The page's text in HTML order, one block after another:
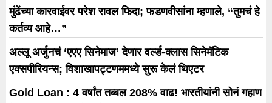
मुंढेंच्या कारवाईवर परेश रावल फिदा; फडणवीसांना म्हणाले, “तुमचं हे
कर्तव्य आहे…”
अल्लू अर्जुनचं ‘एएए सिनेमाज’ देणार वर्ल्ड-क्लास सिनेमॅटिक
एक्सपीरियन्स; विशाखापट्टणममध्ये सुरू केलं थिएटर
Gold Loan : 4 वर्षांत तब्बल 208% वाढ! भारतीयांनी सोनं गहाण